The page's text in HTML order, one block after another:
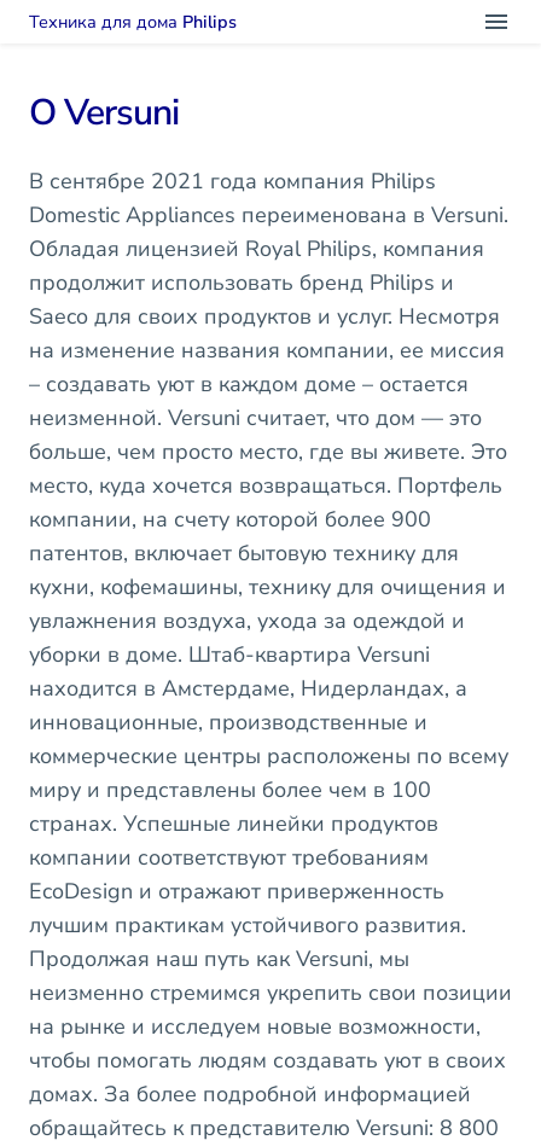
Техника для дома Philips
О Versuni
В сентябре 2021 года компания Philips
Domestic Appliances переименована в Versuni.
Обладая лицензией Royal Philips, компания
продолжит использовать бренд Philips и
Saeco для своих продуктов и услуг. Несмотря
на изменение названия компании, ее миссия
– создавать уют в каждом доме – остается
неизменной. Versuni считает, что дом — это
больше, чем просто место, где вы живете. Это
место, куда хочется возвращаться. Портфель
компании, на счету которой более 900
патентов, включает бытовую технику для
кухни, кофемашины, технику для очищения и
увлажнения воздуха, ухода за одеждой и
уборки в доме. Штаб-квартира Versuni
находится в Амстердаме, Нидерландах, а
инновационные, производственные и
коммерческие центры расположены по всему
миру и представлены более чем в 100
странах. Успешные линейки продуктов
компании соответствуют требованиям
EcoDesign и отражают приверженность
лучшим практикам устойчивого развития.
Продолжая наш путь как Versuni, мы
неизменно стремимся укрепить свои позиции
на рынке и исследуем новые возможности,
чтобы помогать людям создавать уют в своих
домах. За более подробной информацией
обращайтесь к представителю Versuni: 8 800